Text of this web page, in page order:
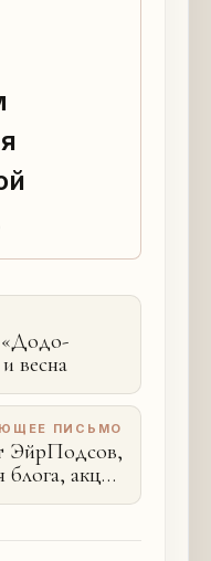
«Додо-
весна
ПИСЬМО
ЭйрПодсов,
акция
велосипеде»